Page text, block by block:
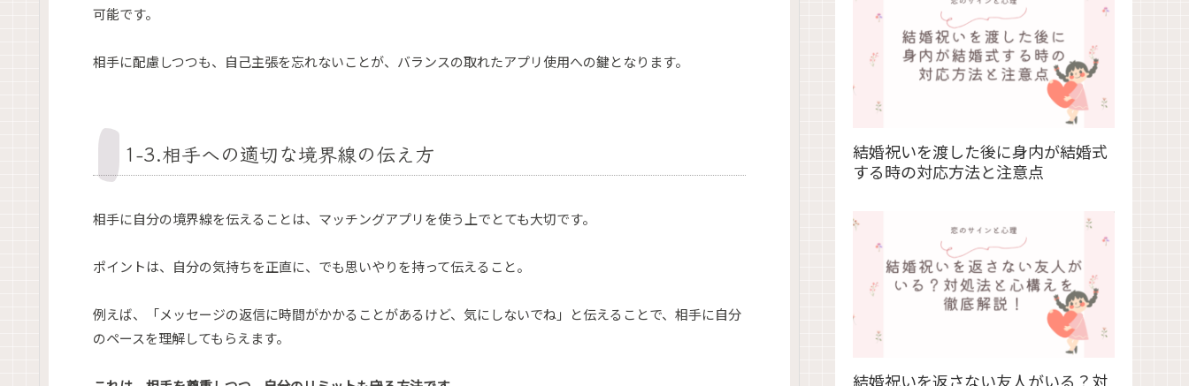
可能です。
相手に配慮しつつも、自己主張を忘れないことが、バランスの取れたアプリ使用への鍵となります。
1-3.相手への適切な境界線の伝え方
相手に自分の境界線を伝えることは、マッチングアプリを使う上でとても大切です。
ポイントは、自分の気持ちを正直に、でも思いやりを持って伝えること。
例えば、「メッセージの返信に時間がかかることがあるけど、気にしないでね」と伝えることで、相手に自分
のペースを理解してもらえます。
結婚祝いを渡した後に身内が結婚式
する時の対応方法と注意点
結婚祝いを返さない友人がいる？対